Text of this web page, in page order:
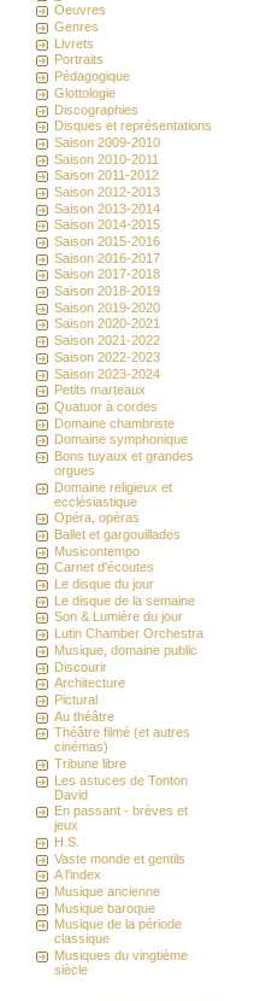
Oeuvres
Genres
Livrets
Portraits
Pédagogique
Glottologie
Discographies
Disques et représentations
Saison 2009-2010
Saison 2010-2011
Saison 2011-2012
Saison 2012-2013
Saison 2013-2014
Saison 2014-2015
Saison 2015-2016
Saison 2016-2017
Saison 2017-2018
Saison 2018-2019
Saison 2019-2020
Saison 2020-2021
Saison 2021-2022
Saison 2022-2023
Saison 2023-2024
Petits marteaux
Quatuor à cordes
Domaine chambriste
Domaine symphonique
Bons tuyaux et grandes
orgues
Domaine religieux et
ecclésiastique
Opéra, opéras
Ballet et gargouillades
Musicontempo
Carnet d'écoutes
Le disque du jour
Le disque de la semaine
Son & Lumière du jour
Lutin Chamber Orchestra
Musique, domaine public
Discourir
Architecture
Pictural
Au théâtre
Théâtre filmé (et autres
cinémas)
Tribune libre
Les astuces de Tonton
David
En passant - brèves et
jeux
H.S.
Vaste monde et gentils
A l'index
Musique ancienne
Musique baroque
Musique de la période
classique
Musiques du vingtième
siècle